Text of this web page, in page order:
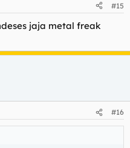
#15
jaja metal freak
#16